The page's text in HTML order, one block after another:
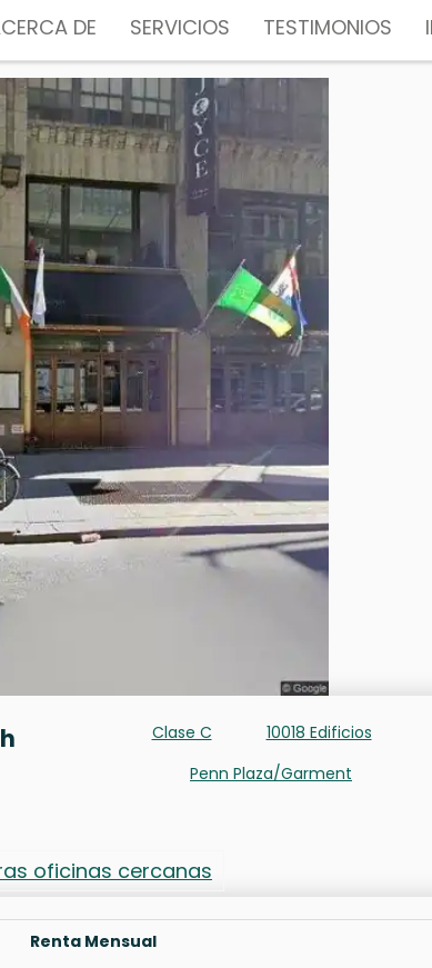
DE SERVICIOS TESTIMONIOS
Clase C
10018 Edificios
Penn Plaza/Garment
oficinas cercanas
Renta Mensual